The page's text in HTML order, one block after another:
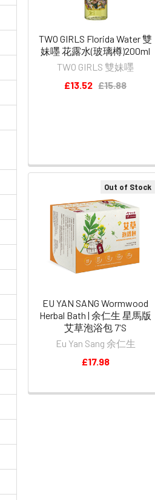
Out of Stock
EU YAN SANG Wormwood
Herbal Bath | 余仁生 星馬版
艾草泡浴包 7'S
Eu Yan Sang 余仁生
£17.98
TWO GIRLS Florida Water 雙
妹嚜 花露水(玻璃樽)200ml
TWO GIRLS 雙妹嚜
£13.52 £15.88